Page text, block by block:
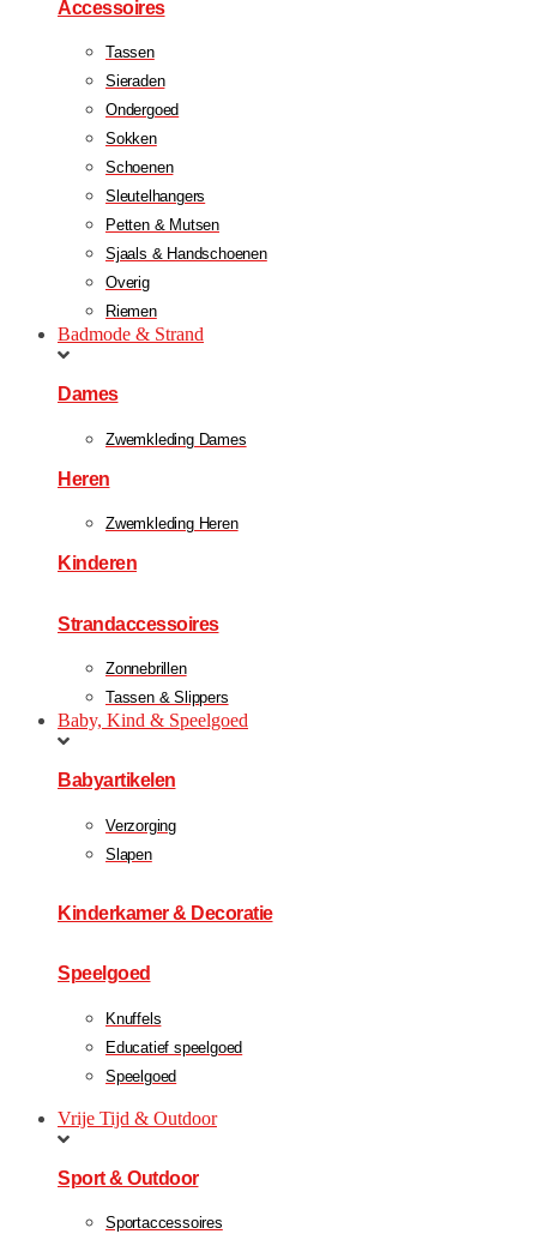
Accessoires
Tassen
Sieraden
Ondergoed
Sokken
Schoenen
Sleutelhangers
Petten & Mutsen
Sjaals & Handschoenen
Overig
Riemen
Badmode & Strand
Dames
Zwemkleding Dames
Heren
Zwemkleding Heren
Kinderen
Strandaccessoires
Zonnebrillen
Tassen & Slippers
Baby, Kind & Speelgoed
Babyartikelen
Verzorging
Slapen
Kinderkamer & Decoratie
Speelgoed
Knuffels
Educatief speelgoed
Speelgoed
Vrije Tijd & Outdoor
Sport & Outdoor
Sportaccessoires